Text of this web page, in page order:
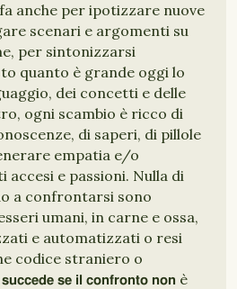
anche per ipotizzare nuove
scenari e argomenti su
per sintonizzarsi
quanto è grande oggi lo
dei concetti e delle
ogni scambio è ricco di
di saperi, di pillole
empatia e/o
e passioni. Nulla di
a confrontarsi sono
umani, in carne e ossa,
e automatizzati o resi
codice straniero o
𝘀𝗲 𝗶𝗹 𝗰𝗼𝗻𝗳𝗿𝗼𝗻𝘁𝗼 𝗻𝗼𝗻 è